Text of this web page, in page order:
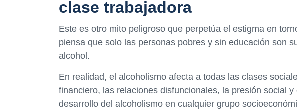
clase trabajadora
Este es otro mito peligroso que perpetúa el estigma en
piensa que solo las personas pobres y sin educación son
alcohol.
En realidad, el alcoholismo afecta a todas las clases
financiero, las relaciones disfuncionales, la presión social
desarrollo del alcoholismo en cualquier grupo